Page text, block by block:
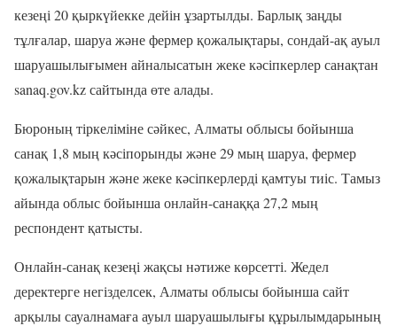
кезеңі 20 қыркүйекке дейін ұзартылды. Барлық заңды
тұлғалар, шаруа және фермер қожалықтары, сондай-ақ ауыл
шаруашылығымен айналысатын жеке кәсіпкерлер санақтан
sanaq.gov.kz сайтында өте алады.
Бюроның тіркеліміне сәйкес, Алматы облысы бойынша
санақ 1,8 мың кәсіпорынды және 29 мың шаруа, фермер
қожалықтарын және жеке кәсіпкерлерді қамтуы тиіс. Тамыз
айында облыс бойынша онлайн-санаққа 27,2 мың
респондент қатысты.
Онлайн-санақ кезеңі жақсы нәтиже көрсетті. Жедел
деректерге негізделсек, Алматы облысы бойынша сайт
арқылы сауалнамаға ауыл шаруашылығы құрылымдарының